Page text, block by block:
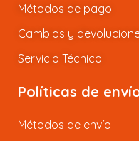
Métodos de pago
Cambios y
Servicio Técnico
Políticas de
Métodos de envío